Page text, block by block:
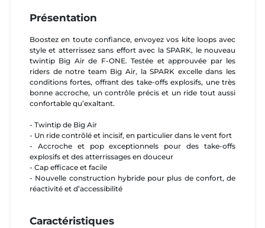
Présentation
Boostez en toute confiance, envoyez vos kite loops avec
style et atterrissez sans effort avec la SPARK, le nouveau
twintip Big Air de F-ONE. Testée et approuvée par les
riders de notre team Big Air, la SPARK excelle dans les
conditions fortes, offrant des take-offs explosifs, une très
bonne accroche, un contrôle précis et un ride tout aussi
confortable qu’exaltant.
- Twintip de Big Air
- Un ride contrôlé et incisif, en particulier dans le vent fort
- Accroche et pop exceptionnels pour des take-offs
explosifs et des atterrissages en douceur
- Cap efficace et facile
- Nouvelle construction hybride pour plus de confort, de
réactivité et d’accessibilité
Caractéristiques